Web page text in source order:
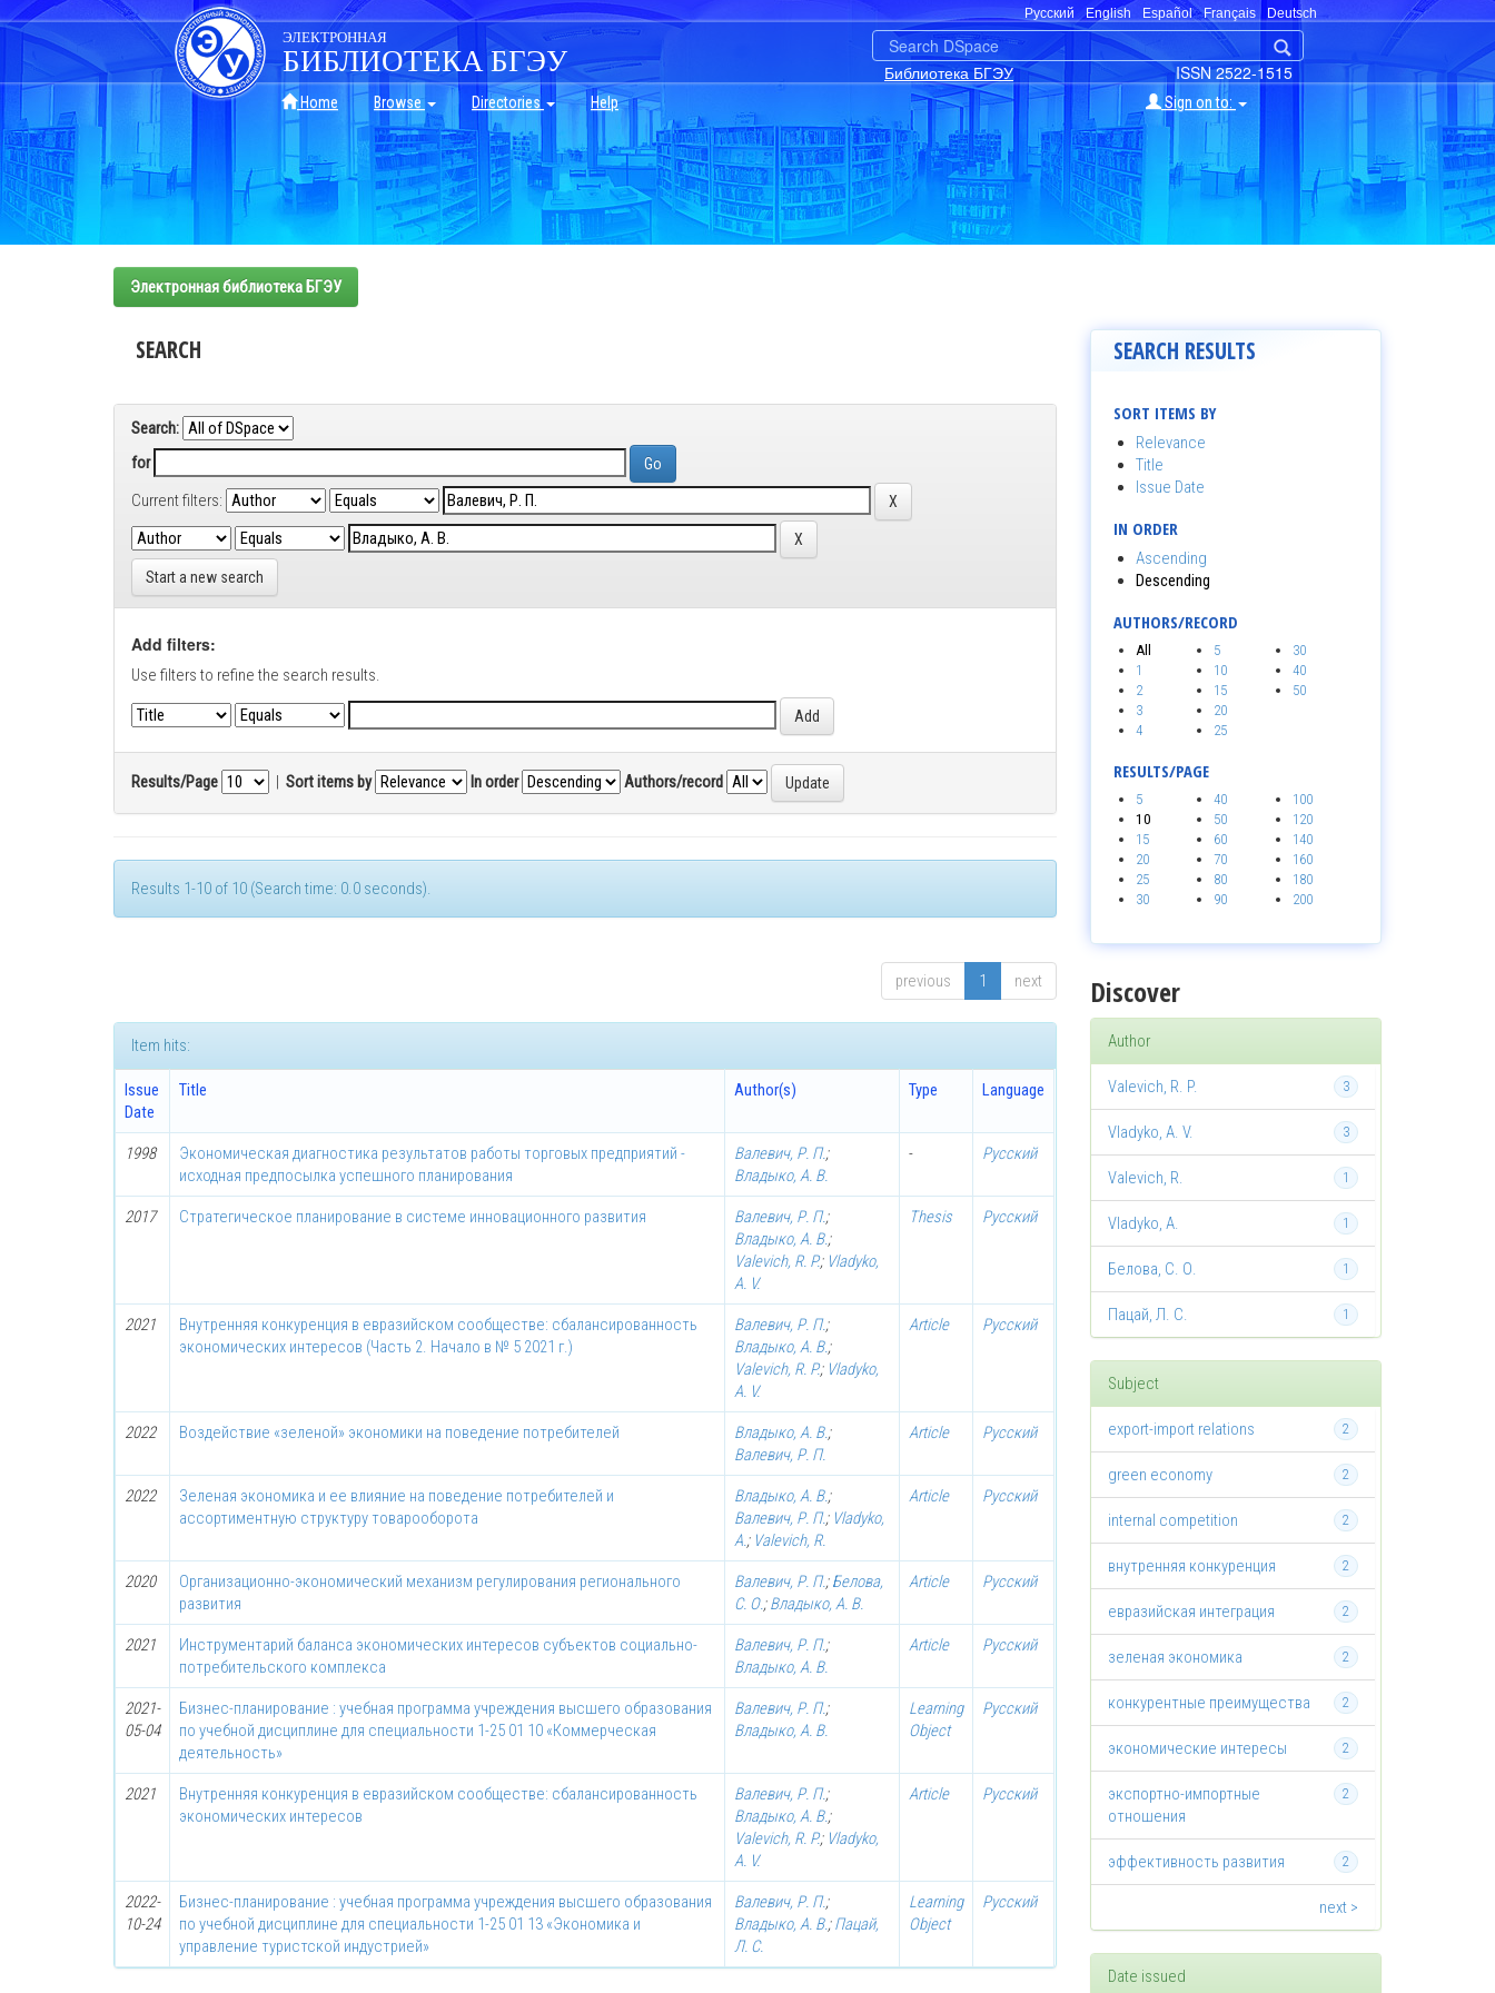
Skip
navigation
Русский English Español Français Deutsch
ISSN 2522-1515
Библиотека БГЭУ
ЭЛЕКТРОННАЯ
БИБЛИОТЕКА БГЭУ
Home Browse Directories Help Sign on to:
Электронная библиотека БГЭУ
SEARCH
Search:
for
Current filters:
Start a new search
Add filters:
Use filters to refine the search results.
Results/Page | Sort items by In order Authors/record
Results 1-10 of 10 (Search time: 0.0 seconds).
previous 1 next
Item hits:
Issue
Date
Title Author(s) Type Language
1998
Экономическая диагностика результатов работы торговых предприятий -
исходная предпосылка успешного планирования
Валевич, Р. П.;
Владыко, А. В.
- Русский
2017 Стратегическое планирование в системе инновационного развития Валевич, Р. П.;
Владыко, А. В.;
Valevich, R. P.; Vladyko,
A. V.
Thesis Русский
2021
Внутренняя конкуренция в евразийском сообществе: сбалансированность
экономических интересов (Часть 2. Начало в № 5 2021 г.)
Валевич, Р. П.;
Владыко, А. В.;
Valevich, R. P.; Vladyko,
A. V.
Article Русский
2022 Воздействие «зеленой» экономики на поведение потребителей Владыко, А. В.;
Валевич, Р. П.
Article Русский
2022
Зеленая экономика и ее влияние на поведение потребителей и
ассортиментную структуру товарооборота
Владыко, А. В.;
Валевич, Р. П.; Vladyko,
A.; Valevich, R.
Article Русский
2020
Организационно-экономический механизм регулирования регионального
развития
Валевич, Р. П.;Белова,
С. О.;Владыко, А. В.
Article Русский
2021
Инструментарий баланса экономических интересов субъектов социально-
потребительского комплекса
Валевич, Р. П.;
Владыко, А. В.
Article Русский
2021-
05-04
Бизнес-планирование : учебная программа учреждения высшего образования
по учебной дисциплине для специальности 1-25 01 10 «Коммерческая
деятельность»
Валевич, Р. П.;
Владыко, А. В.
Learning
Object
Русский
2021
Внутренняя конкуренция в евразийском сообществе: сбалансированность
экономических интересов
Валевич, Р. П.;
Владыко, А. В.;
Valevich, R. P.; Vladyko,
A. V.
Article Русский
2022-
10-24
Бизнес-планирование : учебная программа учреждения высшего образования
по учебной дисциплине для специальности 1-25 01 13 «Экономика и
управление туристской индустрией»
Валевич, Р. П.;
Владыко, А. В.;Пацай,
Л. С.
Learning
Object
Русский
SEARCH RESULTS
SORT ITEMS BY
Relevance
Title
Issue Date
IN ORDER
Ascending
Descending
AUTHORS/RECORD
All
1
2
3
4
5
10
15
20
25
30
40
50
RESULTS/PAGE
5
10
15
20
25
30
40
50
60
70
80
90
100
120
140
160
180
200
Discover
Author
3
Valevich, R. P.
3
Vladyko, A. V.
1
Valevich, R.
1
Vladyko, A.
1
Белова, С. О.
1
Пацай, Л. С.
Subject
2
export-import relations
2
green economy
2
internal competition
2
внутренняя конкуренция
2
евразийская интеграция
2
зеленая экономика
2
конкурентные преимущества
2
экономические интересы
2
экспортно-импортные
отношения
2
эффективность развития
next >
Date issued